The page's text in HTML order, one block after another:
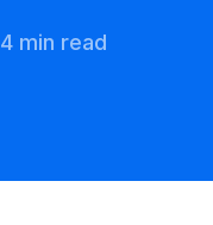
4 min read